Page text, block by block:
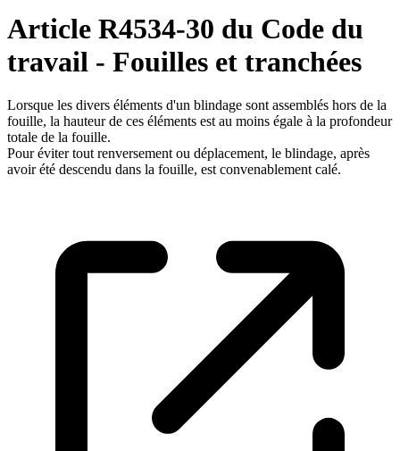
Article R4534-30 du Code du
travail - Fouilles et tranchées
Lorsque les divers éléments d'un blindage sont assemblés hors de la
fouille, la hauteur de ces éléments est au moins égale à la profondeur
totale de la fouille.
Pour éviter tout renversement ou déplacement, le blindage, après
avoir été descendu dans la fouille, est convenablement calé.